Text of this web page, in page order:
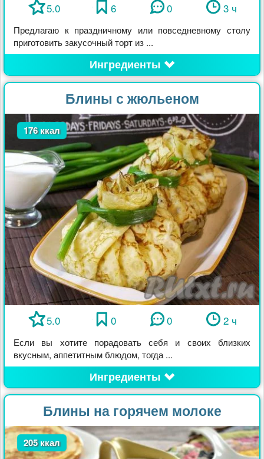
5.0 6 0 3 ч
Предлагаю к праздничному или повседневному столу
приготовить закусочный торт из ...
Ингредиенты
Блины с жюльеном
176 ккал
5.0 0 0 2 ч
Если вы хотите порадовать себя и своих близких
вкусным, аппетитным блюдом, тогда ...
Ингредиенты
Блины на горячем молоке
205 ккал